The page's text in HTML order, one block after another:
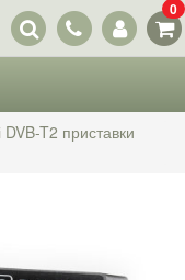
Наші
контакти
0
T2 приставки